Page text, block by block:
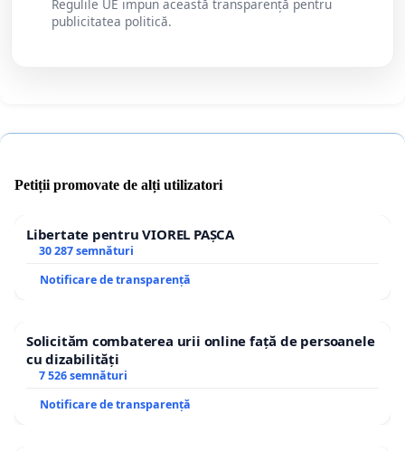
Regulile UE impun această transparență pentru
publicitatea politică.
Petiții promovate de alți utilizatori
Libertate pentru VIOREL PAȘCA
30 287 semnături
Notificare de transparență
Solicităm combaterea urii online față de persoanele
cu dizabilități
7 526 semnături
Notificare de transparență